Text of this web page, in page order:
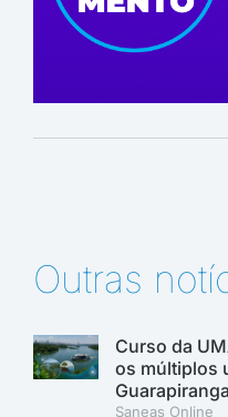
Outras
Curso da
os múltiplos
Guarapiranga
Saneas Online